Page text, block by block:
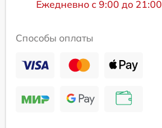
Ежедневно с 9:00 до 21:00
Способы оплаты